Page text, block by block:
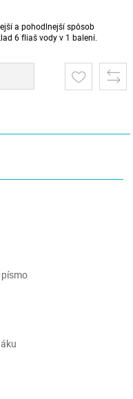
a pohodlnejší spôsob
6 fliaš vody v 1 balení.